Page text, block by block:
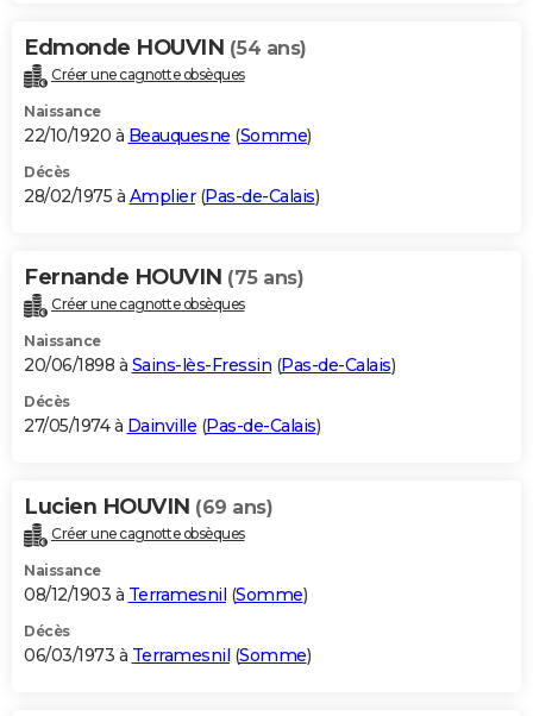
Edmonde HOUVIN (54 ans)
Créer une cagnotte obsèques
Naissance
22/10/1920 à Beauquesne (Somme)
Décès
28/02/1975 à Amplier(Pas-de-Calais)
Fernande HOUVIN (75 ans)
Créer une cagnotte obsèques
Naissance
20/06/1898 à Sains-lès-Fressin (Pas-de-Calais)
Décès
27/05/1974 à Dainville (Pas-de-Calais)
Lucien HOUVIN (69 ans)
Créer une cagnotte obsèques
Naissance
08/12/1903 à Terramesnil (Somme)
Décès
06/03/1973 à Terramesnil (Somme)